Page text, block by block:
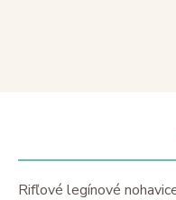
Rifľové legínové